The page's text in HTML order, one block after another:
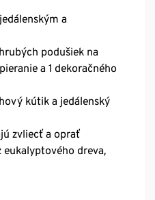
a
podušiek na
a 1 dekoračného
kútik a jedálenský
zvliecť a oprať
eukalyptového dreva,
– ľahká a stabilná